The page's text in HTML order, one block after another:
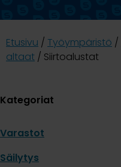
Etusivu / Työympäristö /
altaat / Siirtoalustat
Kategoriat
Varastot
Säilytys